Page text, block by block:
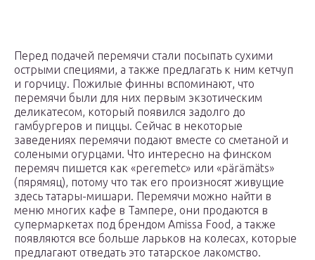
Перед подачей перемячи стали посыпать сухими
острыми специями, а также предлагать к ним кетчуп
и горчицу. Пожилые финны вспоминают, что
перемячи были для них первым экзотическим
деликатесом, который появился задолго до
гамбургеров и пиццы. Сейчас в некоторые
заведениях перемячи подают вместе со сметаной и
солеными огурцами. Что интересно на финском
перемяч пишется как «peremetc» или «pärämäts»
(пярямяц), потому что так его произносят живущие
здесь татары-мишари. Перемячи можно найти в
меню многих кафе в Тампере, они продаются в
супермаркетах под брендом Amissa Food, а также
появляются все больше ларьков на колесах, которые
предлагают отведать это татарское лакомство.